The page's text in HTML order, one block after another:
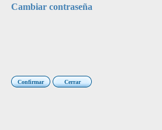
Cambiar contraseña